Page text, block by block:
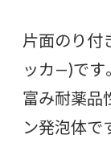
片面のり付
ッカ—)です
富み耐薬品
ン発泡体で